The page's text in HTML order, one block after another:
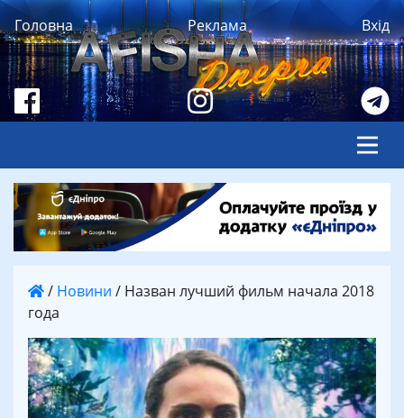
Головна Реклама Вхід
/ Новини / Назван лучший фильм начала 2018
года